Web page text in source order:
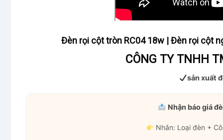
Đèn rọi cột tròn RC04 18w | Đèn rọi cột
CÔNG TY TNHH
sản xuất
Nhận báo giá
Nhắn: Loại đèn +